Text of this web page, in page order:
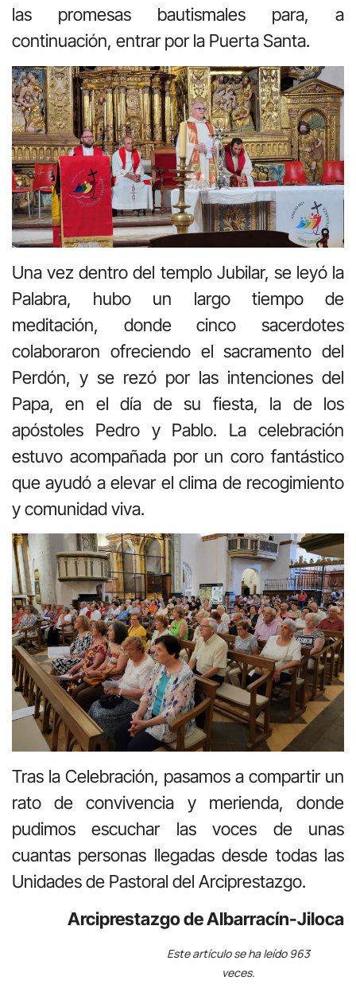
las promesas bautismales para, a
continuación, entrar por la Puerta Santa.
Una vez dentro del templo Jubilar, se leyó la
Palabra, hubo un largo tiempo de
meditación, donde cinco sacerdotes
colaboraron ofreciendo el sacramento del
Perdón, y se rezó por las intenciones del
Papa, en el día de su fiesta, la de los
apóstoles Pedro y Pablo. La celebración
estuvo acompañada por un coro fantástico
que ayudó a elevar el clima de recogimiento
y comunidad viva.
Tras la Celebración, pasamos a compartir un
rato de convivencia y merienda, donde
pudimos escuchar las voces de unas
cuantas personas llegadas desde todas las
Unidades de Pastoral del Arciprestazgo.
Arciprestazgo de Albarracín-Jiloca
Este artículo se ha leído 963
veces.